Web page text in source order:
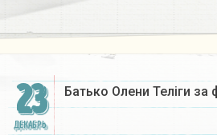
23
ДЕКАБРЬ
Батько Олени Теліги за